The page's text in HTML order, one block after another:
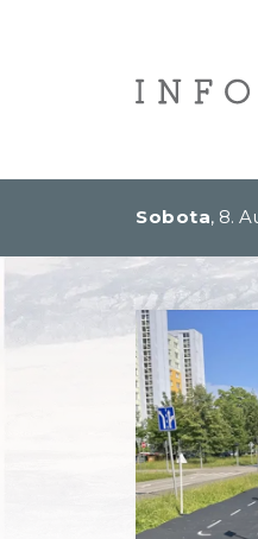
Sobota, 8.